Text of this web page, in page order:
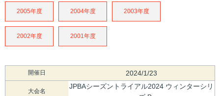
2005年度 2004年度 2003年度
2002年度 2001年度
開催日 2024/1/23
大会名
JPBAシーズントライアル2024 ウィンターシリ